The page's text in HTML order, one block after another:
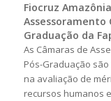
Fiocruz
Assessoramento
Graduação da
As Câmaras de
Pós-Graduação
na avaliação de
recursos humanos